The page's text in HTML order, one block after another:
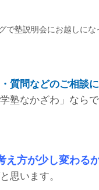
塾説明会にお越しにな
質問などのご相談
塾なかざわ」なら
方が少し変わる
思います。